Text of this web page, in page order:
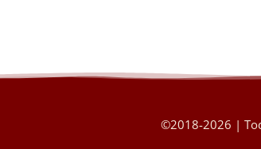
©2018-2026 |